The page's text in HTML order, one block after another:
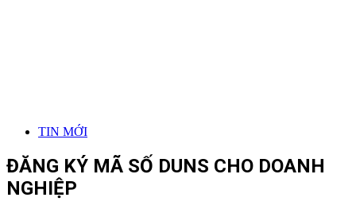
TIN MỚI
ĐĂNG KÝ MÃ SỐ DUNS CHO DOANH
NGHIỆP